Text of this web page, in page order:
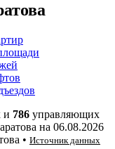
и 786 управляющих
на 06.08.2026
• Источник данных